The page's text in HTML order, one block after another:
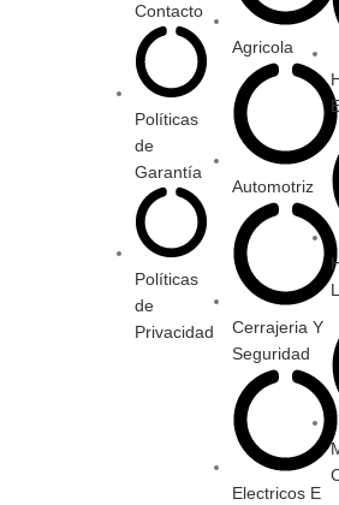
Contacto
Políticas
de
Garantía
Políticas
de
Privacidad
Agricola
Automotriz
Cerrajeria Y
Seguridad
Electricos E